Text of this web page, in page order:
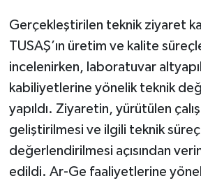
Gerçekleştirilen teknik ziyaret
TUSAŞ’ın üretim ve kalite
incelenirken, laboratuvar
kabiliyetlerine yönelik teknik
yapıldı. Ziyaretin, yürütülen
geliştirilmesi ve ilgili teknik
değerlendirilmesi açısından
edildi. Ar-Ge faaliyetlerine